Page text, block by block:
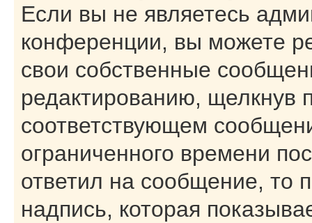
Если вы не являетесь
конференции, вы можете
свои собственные
редактированию, щелкнув
соответствующем
ограниченного времени
ответил на сообщение, то
надпись, которая